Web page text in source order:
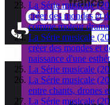
La Série musicale
créer des mondes et
comme moteur
La Série musicale
créer des mondes et
naissance d'une
La Série musicale
La Série musicale
entre chants, drones
La Série musicale